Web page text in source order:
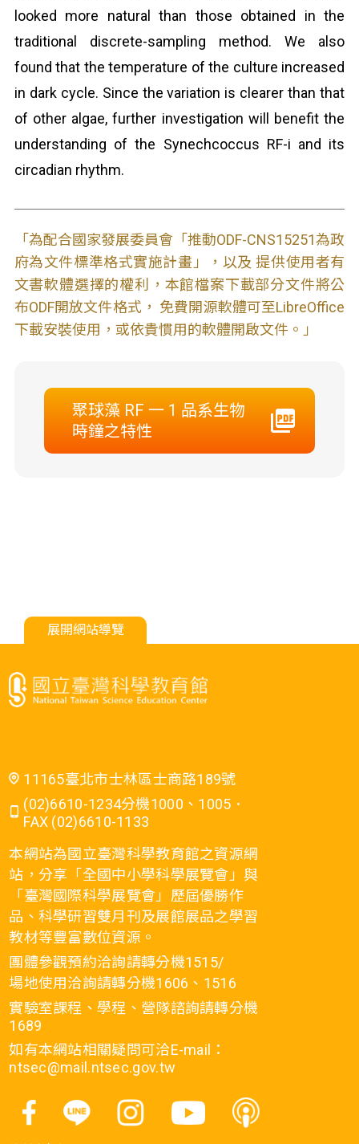
looked more natural than those obtained in the
traditional discrete-sampling method. We also
found that the temperature of the culture increased
in dark cycle. Since the variation is clearer than that
of other algae, further investigation will benefit the
understanding of the Synechcoccus RF-i and its
circadian rhythm.
「為配合國家發展委員會「推動ODF-CNS15251為政
府為文件標準格式實施計畫」，以及 提供使用者有
文書軟體選擇的權利，本館檔案下載部分文件將公
布ODF開放文件格式， 免費開源軟體可至LibreOffice
下載安裝使用，或依貴慣用的軟體開啟文件。」
聚球藻 RF 一 1 品系生物
時鐘之特性
展開網站導覽
11165臺北市士林區士商路189號
(02)6610-1234分機1000、1005．
FAX (02)6610-1133
本網站為國立臺灣科學教育館之資源網
站，分享「全國中小學科學展覽會」與
「臺灣國際科學展覽會」歷屆優勝作
品、科學研習雙月刊及展館展品之學習
教材等豐富數位資源。
團體參觀預約洽詢請轉分機1515/
場地使用洽詢請轉分機1606、1516
實驗室課程、學程、營隊諮詢請轉分機
1689
如有本網站相關疑問可洽E-mail：
ntsec@mail.ntsec.gov.tw